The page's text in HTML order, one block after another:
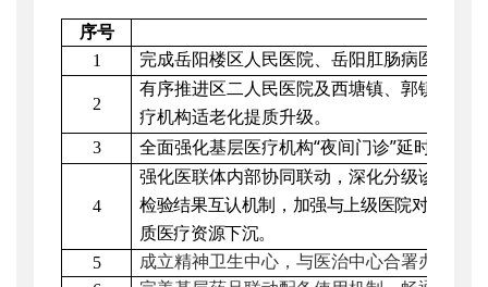
序号
1
完成岳阳楼区人民医院、岳阳肛肠病医院、
2
有序推进区二人民医院及西塘镇、郭镇乡、
疗机构适老化提质升级。
3
全面强化基层医疗机构“夜间门诊”延时服务
4
强化医联体内部协同联动，深化分级诊疗制
检验结果互认机制，加强与上级医院对口合作
质医疗资源下沉。
5
成立精神卫生中心，与医治中心合署办公，